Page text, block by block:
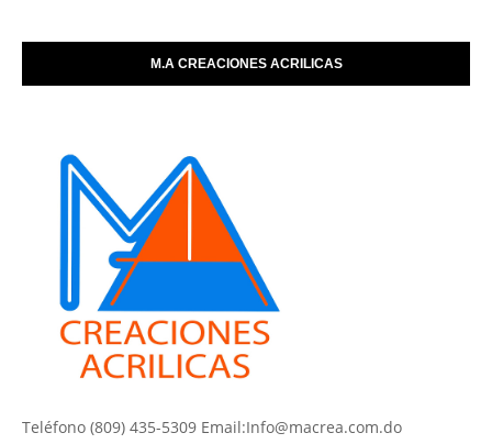
M.A CREACIONES ACRILICAS
Teléfono (809) 435-5309 Email:Info@macrea.com.do